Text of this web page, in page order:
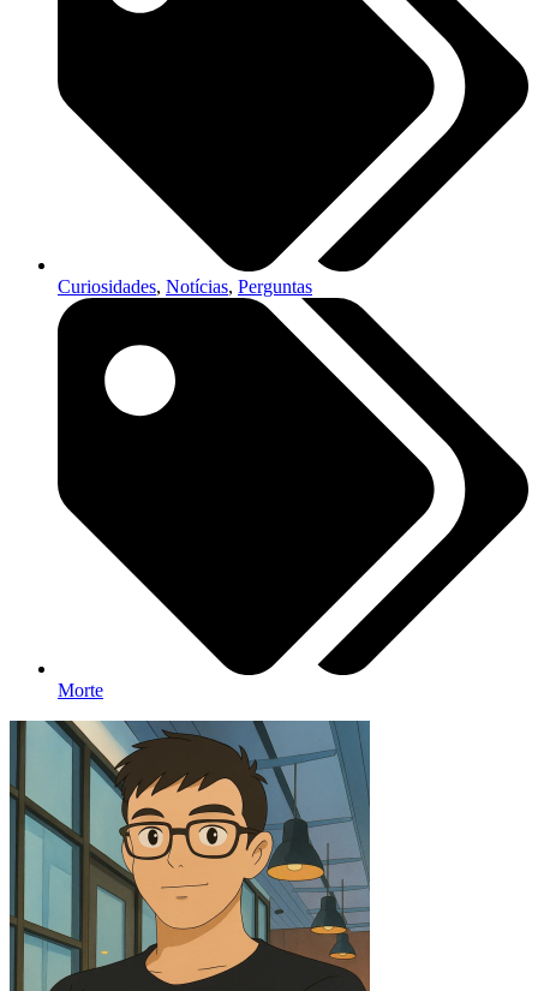
Curiosidades, Notícias, Perguntas
Morte